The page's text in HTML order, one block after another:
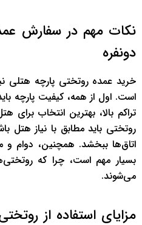
نکات مهم در سفارش
دونفره
خرید عمده روتختی پارچه هتلی
است. اول از همه، کیفیت پارچه
تراکم بالا، بهترین انتخاب
روتختی باید مطابق با نیاز هتل
اتاق‌ها ببخشد. همچنین، دوام و
بسیار مهم است، چرا که
می‌شوند.
مزایای استفاده از